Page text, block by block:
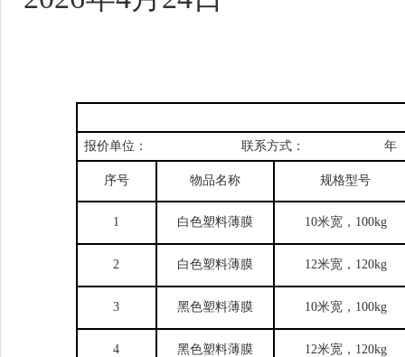
报价单位： 联系方式： 年
序号 物品名称 规格型号
1 白色塑料薄膜 10米宽， 100kg
2 白色塑料薄膜 12米宽， 120kg
3 黑色塑料薄膜 10米宽， 100kg
4 黑色塑料薄膜 12米宽， 120kg